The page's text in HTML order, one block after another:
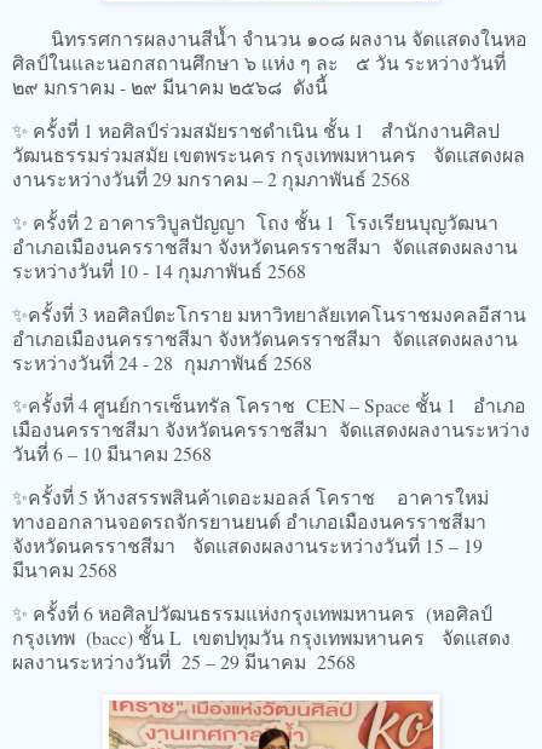
นิทรรศการผลงานสีน้ำ จำนวน ๑๐๘ ผลงาน จัดแสดงในหอ
ศิลป์ในและนอกสถานศึกษา ๖ แห่ง ๆ ละ ๕ วัน ระหว่างวันที่
๒๙ มกราคม - ๒๙ มีนาคม ๒๕๖๘ ดังนี้
✨️ ครั้งที่ 1 หอศิลป์ร่วมสมัยราชดำเนิน ชั้น 1 สำนักงานศิลป
วัฒนธรรมร่วมสมัย เขตพระนคร กรุงเทพมหานคร จัดแสดงผล
งานระหว่างวันที่ 29 มกราคม – 2 กุมภาพันธ์ 2568
✨️ ครั้งที่ 2 อาคารวิบูลปัญญา โถง ชั้น 1 โรงเรียนบุญวัฒนา
อำเภอเมืองนครราชสีมา จังหวัดนครราชสีมา จัดแสดงผลงาน
ระหว่างวันที่ 10 - 14 กุมภาพันธ์ 2568
✨️ครั้งที่ 3 หอศิลป์ตะโกราย มหาวิทยาลัยเทคโนราชมงคลอีสาน
อำเภอเมืองนครราชสีมา จังหวัดนครราชสีมา จัดแสดงผลงาน
ระหว่างวันที่ 24 - 28 กุมภาพันธ์ 2568
✨️ครั้งที่ 4 ศูนย์การเซ็นทรัล โคราช CEN – Space ชั้น 1 อำเภอ
เมืองนครราชสีมา จังหวัดนครราชสีมา จัดแสดงผลงานระหว่าง
วันที่ 6 – 10 มีนาคม 2568
✨️ครั้งที่ 5 ห้างสรรพสินค้าเดอะมอลล์ โคราช อาคารใหม่
ทางออกลานจอดรถจักรยานยนต์ อำเภอเมืองนครราชสีมา
จังหวัดนครราชสีมา จัดแสดงผลงานระหว่างวันที่ 15 – 19
มีนาคม 2568
✨️ ครั้งที่ 6 หอศิลปวัฒนธรรมแห่งกรุงเทพมหานคร (หอศิลป์
กรุงเทพ (bacc) ชั้น L เขตปทุมวัน กรุงเทพมหานคร จัดแสดง
ผลงานระหว่างวันที่ 25 – 29 มีนาคม 2568